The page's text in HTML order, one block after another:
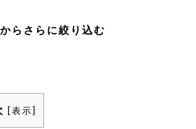
らさらに絞り込む
[表示]